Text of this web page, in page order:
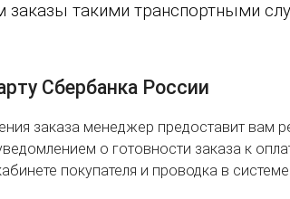
такими транспортными
Сбербанка России
заказа менеджер предоставит вам
о готовности заказа к
покупателя и проводка в